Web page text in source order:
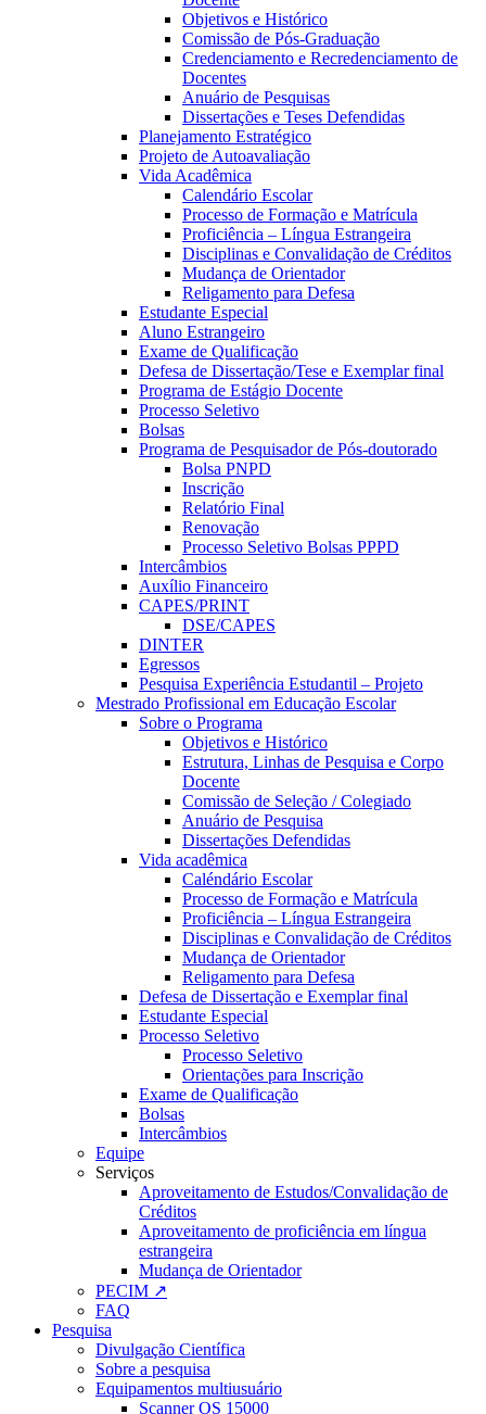
Objetivos e Histórico
Comissão de Pós-Graduação
Credenciamento e Recredenciamento de
Docentes
Anuário de Pesquisas
Dissertações e Teses Defendidas
Planejamento Estratégico
Projeto de Autoavaliação
Vida Acadêmica
Calendário Escolar
Processo de Formação e Matrícula
Proficiência – Língua Estrangeira
Disciplinas e Convalidação de Créditos
Mudança de Orientador
Religamento para Defesa
Estudante Especial
Aluno Estrangeiro
Exame de Qualificação
Defesa de Dissertação/Tese e Exemplar final
Programa de Estágio Docente
Processo Seletivo
Bolsas
Programa de Pesquisador de Pós-doutorado
Bolsa PNPD
Inscrição
Relatório Final
Renovação
Processo Seletivo Bolsas PPPD
Intercâmbios
Auxílio Financeiro
CAPES/PRINT
DSE/CAPES
DINTER
Egressos
Pesquisa Experiência Estudantil – Projeto
Mestrado Profissional em Educação Escolar
Sobre o Programa
Objetivos e Histórico
Estrutura, Linhas de Pesquisa e Corpo
Docente
Comissão de Seleção / Colegiado
Anuário de Pesquisa
Dissertações Defendidas
Vida acadêmica
Caléndário Escolar
Processo de Formação e Matrícula
Proficiência – Língua Estrangeira
Disciplinas e Convalidação de Créditos
Mudança de Orientador
Religamento para Defesa
Defesa de Dissertação e Exemplar final
Estudante Especial
Processo Seletivo
Processo Seletivo
Orientações para Inscrição
Exame de Qualificação
Bolsas
Intercâmbios
Equipe
Serviços
Aproveitamento de Estudos/Convalidação de
Créditos
Aproveitamento de proficiência em língua
estrangeira
Mudança de Orientador
PECIM ↗
FAQ
Pesquisa
Divulgação Científica
Sobre a pesquisa
Equipamentos multiusuário
Scanner OS 15000